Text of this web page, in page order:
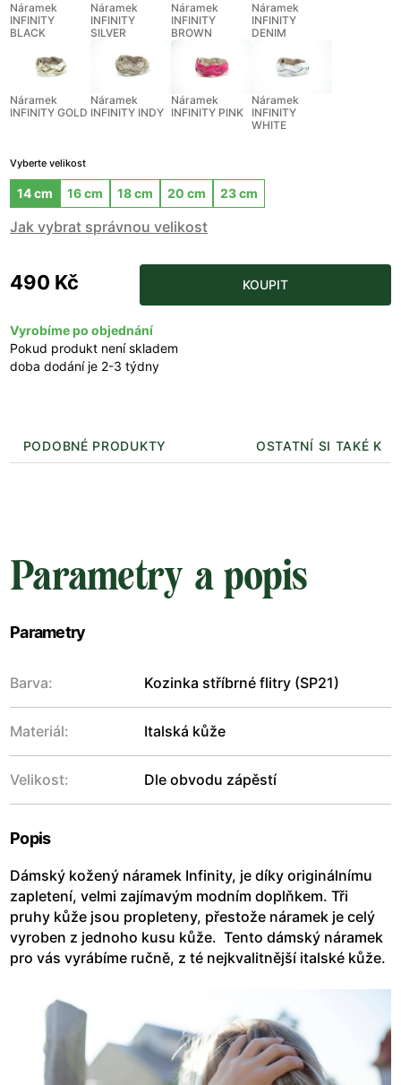
Náramek
INFINITY
BLACK
Náramek
INFINITY
SILVER
Náramek
INFINITY
BROWN
Náramek
INFINITY
DENIM
Náramek
INFINITY GOLD
Náramek
INFINITY INDY
Náramek
INFINITY PINK
Náramek
INFINITY
WHITE
Vyberte velikost
14 cm 16 cm 18 cm 20 cm 23 cm
Jak vybrat správnou velikost
490 Kč KOUPIT
Vyrobíme po objednání
Pokud produkt není skladem
doba dodání je 2-3 týdny
PODOBNÉ PRODUKTY OSTATNÍ SI TAKÉ
Parametry a popis
Parametry
Barva: Kozinka stříbrné flitry (SP21)
Materiál: Italská kůže
Velikost: Dle obvodu zápěstí
Popis
Dámský kožený náramek Infinity, je díky originálnímu
zapletení, velmi zajímavým modním doplňkem. Tři
pruhy kůže jsou propleteny, přestože náramek je celý
vyroben z jednoho kusu kůže. Tento dámský náramek
pro vás vyrábíme ručně, z té nejkvalitnější italské kůže.